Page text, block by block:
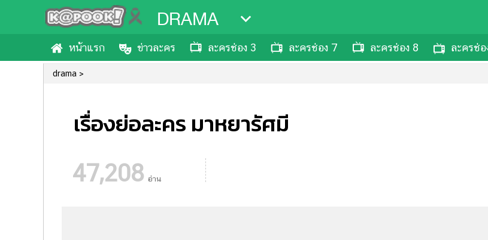
DRAMA
หน้าแรก ข่าวละคร ละครช่อง 3 ละครช่อง 7 ละครช่อง 8 ละครช่
drama
เรื่องย่อละคร มาหยารัศมี
47,208 อ่าน